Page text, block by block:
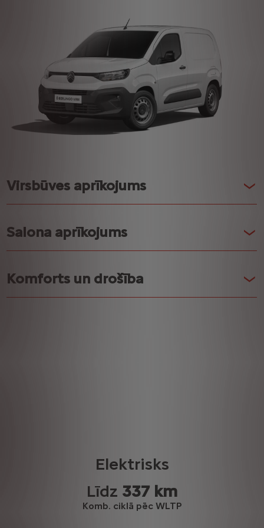
Virsbūves aprīkojums
Salona aprīkojums
Komforts un drošība
Elektrisks
Līdz 337 km
Komb. ciklā pēc WLTP